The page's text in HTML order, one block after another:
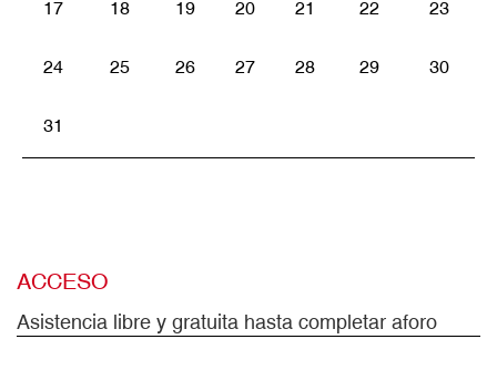
17 18 19 20 21 22 23
24 25 26 27 28 29 30
31
ACCESO
Asistencia libre y gratuita hasta completar aforo